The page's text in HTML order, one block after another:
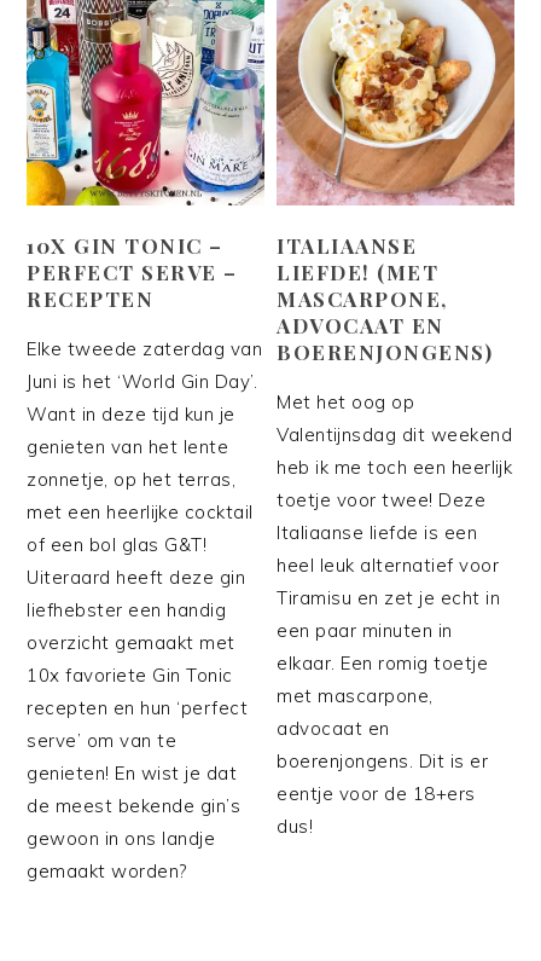
10X GIN TONIC –
PERFECT SERVE –
RECEPTEN
Elke tweede zaterdag van
Juni is het ‘World Gin Day’.
Want in deze tijd kun je
genieten van het lente
zonnetje, op het terras,
met een heerlijke cocktail
of een bol glas G&T!
Uiteraard heeft deze gin
liefhebster een handig
overzicht gemaakt met
10x favoriete Gin Tonic
recepten en hun ‘perfect
serve’ om van te
genieten! En wist je dat
de meest bekende gin’s
gewoon in ons landje
gemaakt worden?
ITALIAANSE
LIEFDE! (MET
MASCARPONE,
ADVOCAAT EN
BOERENJONGENS)
Met het oog op
Valentijnsdag dit weekend
heb ik me toch een heerlijk
toetje voor twee! Deze
Italiaanse liefde is een
heel leuk alternatief voor
Tiramisu en zet je echt in
een paar minuten in
elkaar. Een romig toetje
met mascarpone,
advocaat en
boerenjongens. Dit is er
eentje voor de 18+ers
dus!